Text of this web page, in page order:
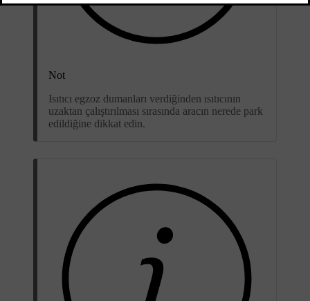
Not
Isıtıcı egzoz dumanları verdiğinden ısıtıcının
uzaktan çalıştırılması sırasında aracın nerede park
edildiğine dikkat edin.